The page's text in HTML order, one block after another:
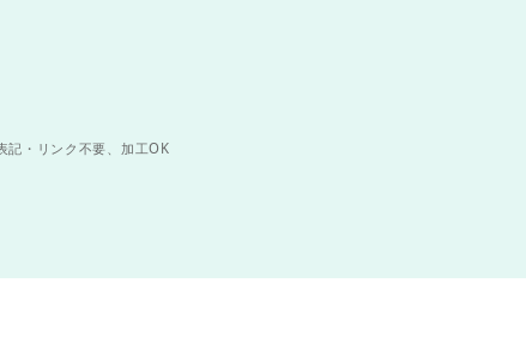
・リンク不要、加工OK